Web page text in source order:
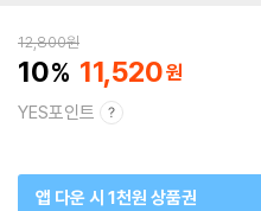
12,800원
10 11,520
YES포인트
앱 다운 시 1천원 상품권